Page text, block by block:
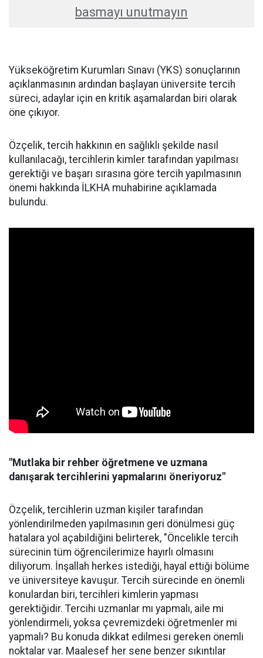
basmayı unutmayın
Yükseköğretim Kurumları Sınavı (YKS) sonuçlarının
açıklanmasının ardından başlayan üniversite tercih
süreci, adaylar için en kritik aşamalardan biri olarak
öne çıkıyor.
Özçelik, tercih hakkının en sağlıklı şekilde nasıl
kullanılacağı, tercihlerin kimler tarafından yapılması
gerektiği ve başarı sırasına göre tercih yapılmasının
önemi hakkında İLKHA muhabirine açıklamada
bulundu.
"Mutlaka bir rehber öğretmene ve uzmana
danışarak tercihlerini yapmalarını öneriyoruz"
Özçelik, tercihlerin uzman kişiler tarafından
yönlendirilmeden yapılmasının geri dönülmesi güç
hatalara yol açabildiğini belirterek, "Öncelikle tercih
sürecinin tüm öğrencilerimize hayırlı olmasını
diliyorum. İnşallah herkes istediği, hayal ettiği bölüme
ve üniversiteye kavuşur. Tercih sürecinde en önemli
konulardan biri, tercihleri kimlerin yapması
gerektiğidir. Tercihi uzmanlar mı yapmalı, aile mi
yönlendirmeli, yoksa çevremizdeki öğretmenler mi
yapmalı? Bu konuda dikkat edilmesi gereken önemli
noktalar var. Maalesef her sene benzer sıkıntılar